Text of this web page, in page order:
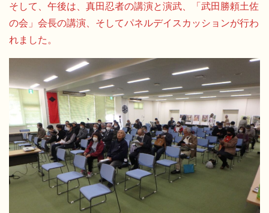
そして、午後は、真田忍者の講演と演武、「武田勝頼土佐
の会」会長の講演、そしてパネルデイスカッションが行わ
れました。